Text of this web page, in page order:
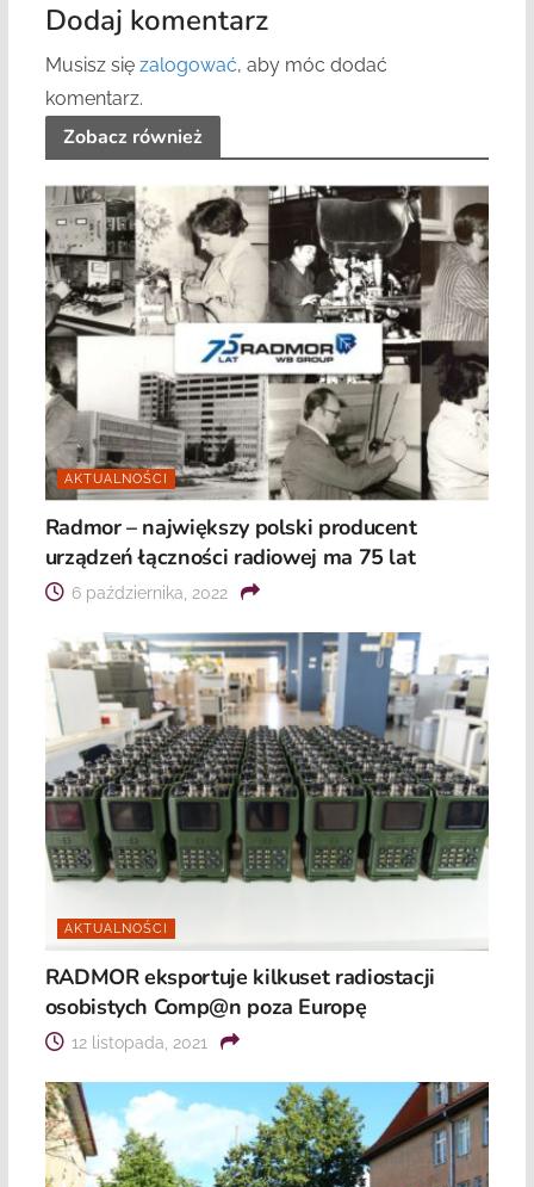
Dodaj komentarz
Musisz się zalogować, aby móc dodać
komentarz.
Zobacz również
AKTUALNOŚCI
Radmor – największy polski producent
urządzeń łączności radiowej ma 75 lat
6 października, 2022
AKTUALNOŚCI
RADMOR eksportuje kilkuset radiostacji
osobistych Comp@n poza Europę
12 listopada, 2021